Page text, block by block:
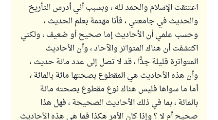
اعتنقت الإسلام والحمد لله ، وبسبب أني أدرس التأريخ
والحديث في جامعتي ، فأنا مهتمة بعلم الحديث ،
وحسب علمي أن الأحاديث إما صحيح أو ضعيف ، ولكني
اكتشفت أن هناك المتواتر والآحاد ، وأن الأحاديث
المتواترة قليلة جدًّا ، قد لا تصل إلى عدد مائة حديث ،
وأن هذه الأحاديث هي المقطوع بصحتها مائة بالمائة ،
أما ما سواها فليس هناك نوع مقطوع بصحته مائة
بالمائة ، بما في ذلك الأحاديث الصحيحة ، فهل هذا
صحيح أم لا ؟ وإذا كان الأمر هكذا فما هي هذه الأحاديث